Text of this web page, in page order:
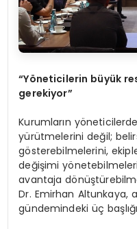
“Yöneticilerin büyük
gerekiyor”
Kurumların
yürütmelerini değil;
gösterebilmelerini,
değişimi
avantaja
Dr. Emirhan Altunkaya,
gündemindeki üç